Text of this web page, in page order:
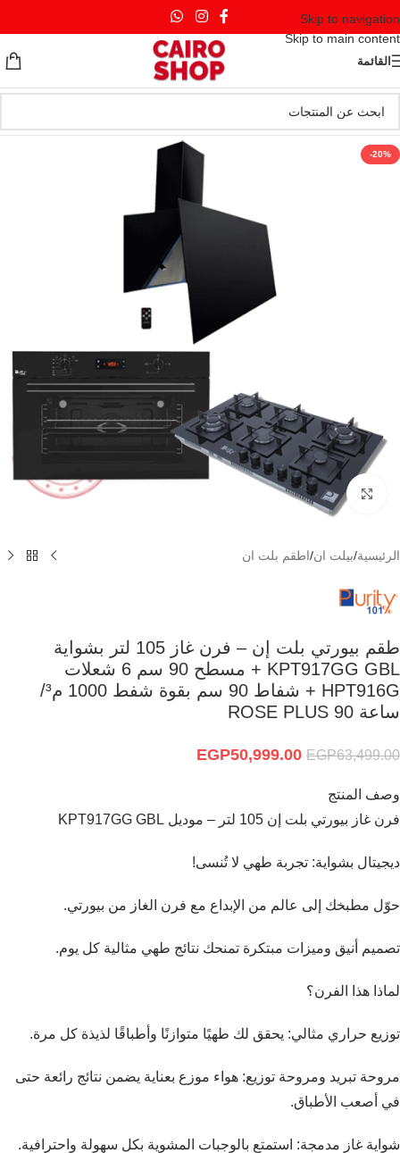
Skip to navigation
Skip to main content
القائمة
-20%
Click to enlarge
الرئيسية/بيلت ان/اطقم بلت ان
طقم بيورتي بلت إن – فرن غاز 105 لتر بشواية
KPT917GG GBL + مسطح 90 سم 6 شعلات
HPT916G + شفاط 90 سم بقوة شفط 1000 م³/
ساعة 90 ROSE PLUS
EGP63,499.00
EGP50,999.00
وصف المنتج
فرن غاز بيورتي بلت إن 105 لتر – موديل KPT917GG GBL
ديجيتال بشواية: تجربة طهي لا تُنسى!
حوّل مطبخك إلى عالم من الإبداع مع فرن الغاز من بيورتي.
تصميم أنيق وميزات مبتكرة تمنحك نتائج طهي مثالية كل يوم.
لماذا هذا الفرن؟
توزيع حراري مثالي: يحقق لك طهيًا متوازنًا وأطباقًا لذيذة كل مرة.
مروحة تبريد ومروحة توزيع: هواء موزع بعناية يضمن نتائج رائعة حتى
في أصعب الأطباق.
شواية غاز مدمجة: استمتع بالوجبات المشوية بكل سهولة واحترافية.